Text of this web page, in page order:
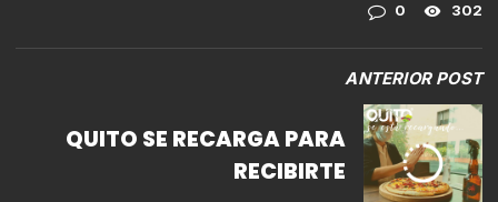
0 302
ANTERIOR POST
QUITO SE RECARGA PARA
RECIBIRTE